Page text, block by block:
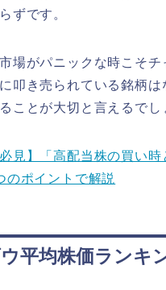
ずです。
場がパニックな時こそチ
に叩き売られている銘柄
ことが大切と言えるでし
必見】「高配当株の買い
のポイントで解説
平均株価ランキ